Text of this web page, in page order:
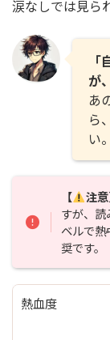
涙なしでは見ら
が
あ
ら
い。
【 注意
すが、
ベルで
奨です。
熱血度